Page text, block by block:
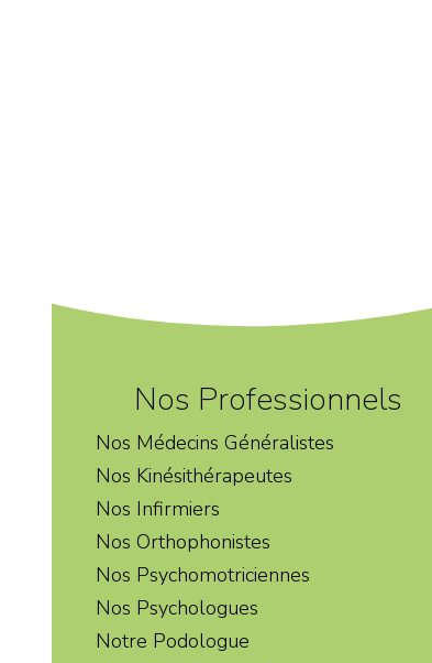
Nos Professionnels
Nos Médecins Généralistes
Nos Kinésithérapeutes
Nos Infirmiers
Nos Orthophonistes
Nos Psychomotriciennes
Nos Psychologues
Notre Podologue